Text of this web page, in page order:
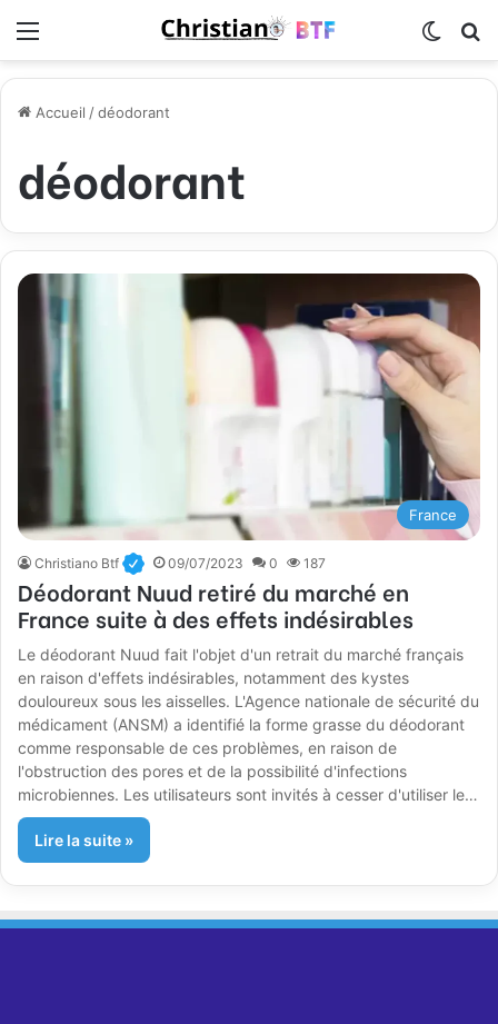
Accueil /déodorant
déodorant
France
Christiano Btf 09/07/2023 0 187
Déodorant Nuud retiré du marché en
France suite à des effets indésirables
Le déodorant Nuud fait l'objet d'un retrait du marché français
en raison d'effets indésirables, notamment des kystes
douloureux sous les aisselles. L'Agence nationale de sécurité du
médicament (ANSM) a identifié la forme grasse du déodorant
comme responsable de ces problèmes, en raison de
l'obstruction des pores et de la possibilité d'infections
microbiennes. Les utilisateurs sont invités à cesser d'utiliser le…
Lire la suite »